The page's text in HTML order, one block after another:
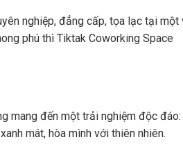
nghiệp, đẳng cấp, tọa lạc tại một
phú thì Tiktak Coworking Space
mang đến một trải nghiệm độc đáo:
mát, hòa mình với thiên nhiên.